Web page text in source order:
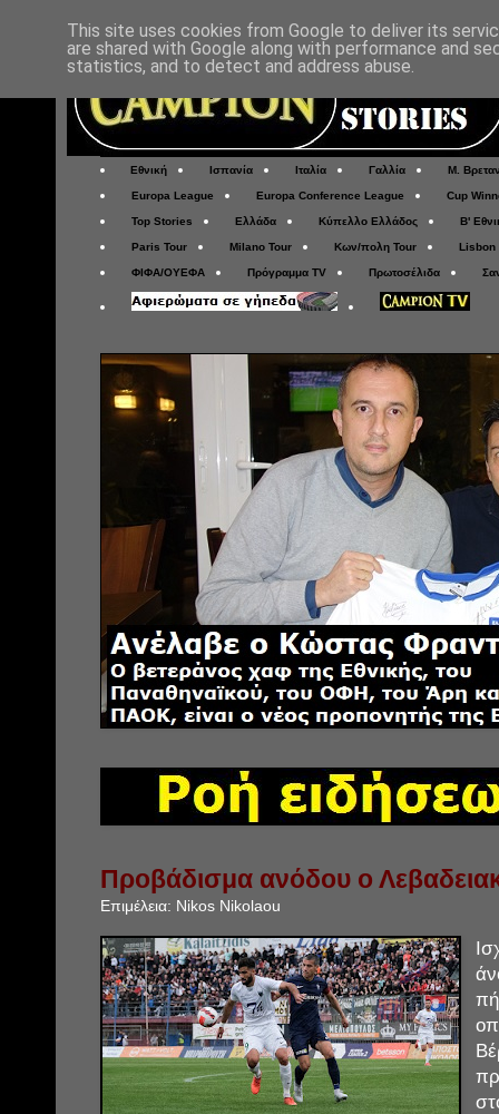
Εθνική Ισπανία Ιταλία Γαλλία Μ.
Europa League Europa Conference League Cup
Top Stories Ελλάδα Κύπελλο Ελλάδος Β'
Paris Tour Milano Tour Κων/πολη Tour Lisbon
ΦΙΦΑ/ΟΥΕΦΑ Πρόγραμμα TV Πρωτοσέλιδα
Προβάδισμα ανόδου ο
Επιμέλεια: Nikos Nikolaou
This site uses cookies from Google to deliver its
are shared with Google along with performance and
statistics, and to detect and address abuse.